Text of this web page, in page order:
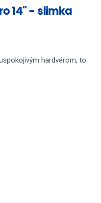
14" - slimka
hardvérom, to